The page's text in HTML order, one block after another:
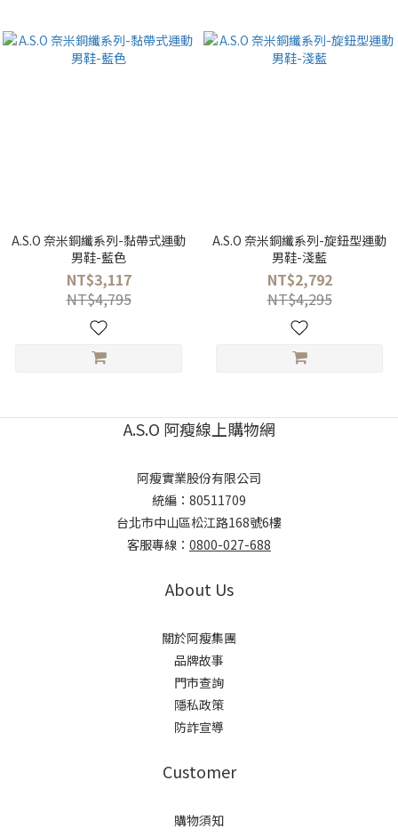
A.S.O 奈米銅纖系列-黏帶式運動
男鞋-藍色
NT$3,117
NT$4,795
A.S.O 奈米銅纖系列-旋鈕型運動
男鞋-淺藍
NT$2,792
NT$4,295
A.S.O 阿瘦線上購物網
阿瘦實業股份有限公司
統編：80511709
台北市中山區松江路168號6樓
客服專線： 0800-027-688
About Us
關於阿瘦集團
品牌故事
門市查詢
隱私政策
防詐宣導
Customer
購物須知